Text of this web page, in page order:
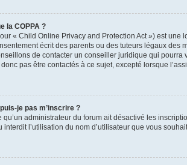
la COPPA ?
« Child Online Privacy and Protection Act ») est
écrit des parents ou des tuteurs légaux des
de contacter un conseiller juridique qui pourra
pas être contactés à ce sujet, excepté lorsque
je pas m’inscrire ?
qu’un administrateur du forum ait désactivé les
interdit l’utilisation du nom d’utilisateur que vous